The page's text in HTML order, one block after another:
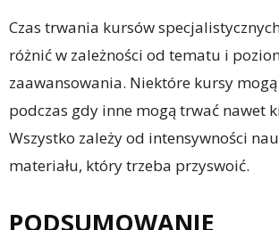
Czas trwania kursów
różnić w zależności od tematu i
zaawansowania. Niektóre kursy
podczas gdy inne mogą trwać nawet
Wszystko zależy od intensywności
materiału, który trzeba przyswoić.
PODSUMOWANIE